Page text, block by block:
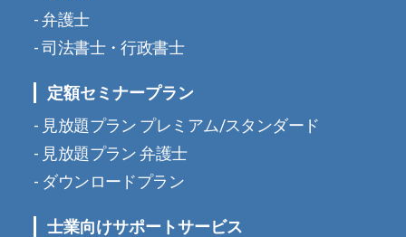
弁護士
司法書士・行政書士
定額セミナープラン
見放題プラン プレミアム/スタンダード
見放題プラン 弁護士
ダウンロードプラン
士業向けサポートサービス